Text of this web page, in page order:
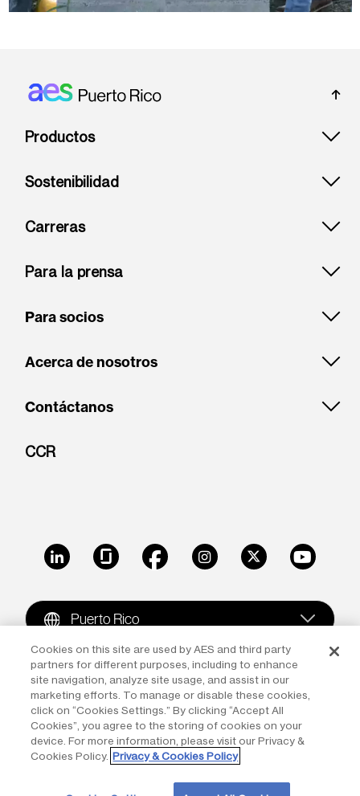
Footer: Puerto rico
Productos
Sostenibilidad
Carreras
Para la prensa
Para socios
Acerca de nosotros
Contáctanos
CCR
LinkedIn GlassdoorFacebookInstagramX Youtube
Puerto Rico
Copyright © 2009-2026 The AES Corporation. All rights
reserved.Terms of Use|Privacy
Reproduction in whole or in part in any form or medium
without the express written permission of The AES
Corporation is prohibited. AES and the AES logo are
trademarks of The AES Corporation.
Cookies on this site are used by AES and third party
partners for different purposes, including to enhance
site navigation, analyze site usage, and assist in our
marketing efforts. To manage or disable these cookies,
click on “Cookies Settings.” By clicking “Accept All
Cookies”, you agree to the storing of cookies on your
device. For more information, please visit our Privacy &
Cookies Policy. Privacy & Cookies Policy